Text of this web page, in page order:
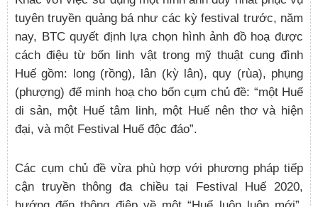
tuyên truyền quảng bá như các kỳ festival trước, năm
nay, BTC quyết định lựa chọn hình ảnh đồ hoạ được
cách điệu từ bốn linh vật trong mỹ thuật cung đình
Huế gồm: long (rồng), lân (kỳ lân), quy (rùa), phụng
(phượng) để minh hoạ cho bốn cụm chủ đề: “một Huế
di sản, một Huế tâm linh, một Huế nên thơ và hiện
đại, và một Festival Huế độc đáo”.
Các cụm chủ đề vừa phù hợp với phương pháp tiếp
cận truyền thông đa chiều tại Festival Huế 2020,